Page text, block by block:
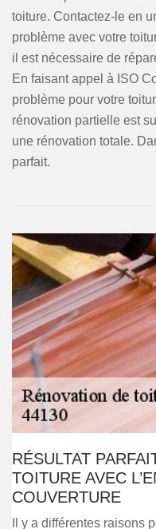
toiture. Contactez-le en
problème avec votre
il est nécessaire de
En faisant appel à ISO
problème pour votre
rénovation partielle est
une rénovation totale.
parfait.
RÉSULTAT
TOITURE AVEC
COUVERTURE
Il y a différentes raisons